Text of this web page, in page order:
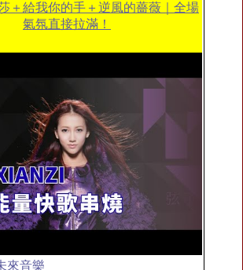
＋給我你的手＋逆風的薔薇｜全場
氣氛直接拉滿！
來音樂